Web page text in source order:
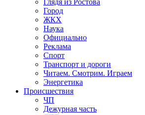
Глядя из Ростова
Город
ЖКХ
Наука
Официально
Реклама
Спорт
Транспорт и дороги
Читаем. Смотрим. Играем
Энергетика
Происшествия
ЧП
Дежурная часть